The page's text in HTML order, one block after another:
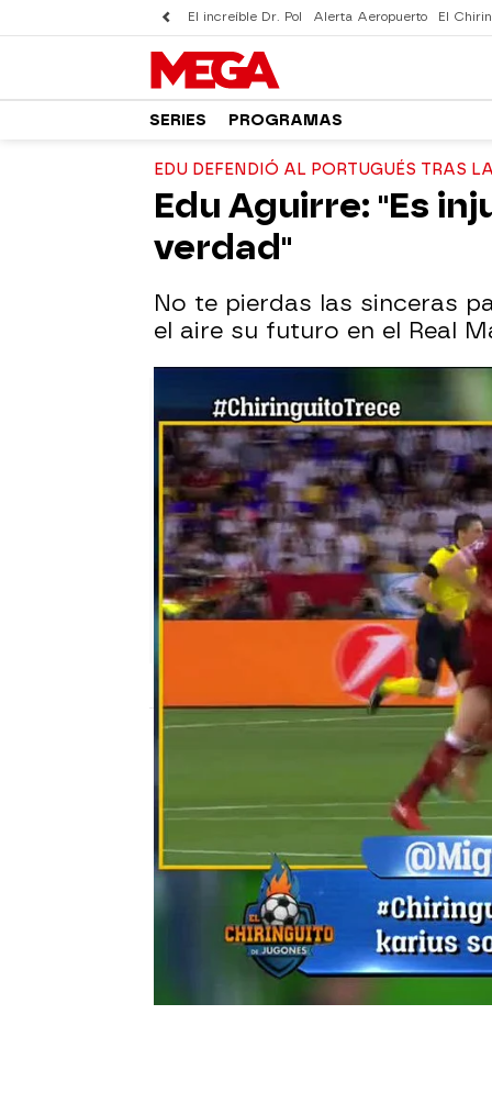
El increíble Dr. Pol Alerta Aeropuerto El
SERIES PROGRAMAS
EDU DEFENDIÓ AL PORTUGUÉS TRAS
Edu Aguirre: "Es
verdad"
No te pierdas las sinceras
el aire su futuro en el Real
mega
27 de mayo de 2018, 02:47
el chiringuito Edu Aguirre